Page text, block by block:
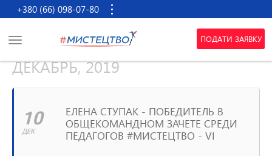
+380 (66) 098-07-80
ПОДАТИ ЗАЯВКУ
ДЕКАБРЬ, 2019
10
ДЕК
ЕЛЕНА СТУПАК - ПОБЕДИТЕЛЬ В
ОБЩЕКОМАНДНОМ ЗАЧЕТЕ СРЕДИ
ПЕДАГОГОВ #МИСТЕЦТВО - VI